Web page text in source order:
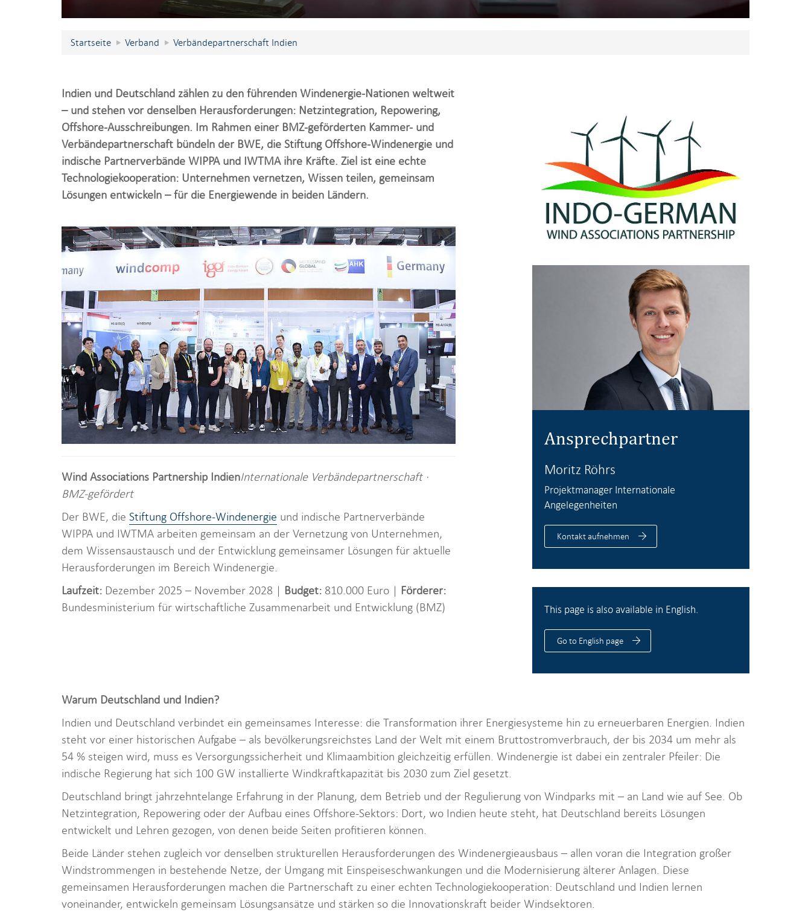
Startseite Verband Verbändepartnerschaft Indien
Indien und Deutschland zählen zu den führenden Windenergie-Nationen weltweit
– und stehen vor denselben Herausforderungen: Netzintegration, Repowering,
Offshore-Ausschreibungen. Im Rahmen einer BMZ-geförderten Kammer- und
Verbändepartnerschaft bündeln der BWE, die Stiftung Offshore-Windenergie und
indische Partnerverbände WIPPA und IWTMA ihre Kräfte. Ziel ist eine echte
Technologiekooperation: Unternehmen vernetzen, Wissen teilen, gemeinsam
Lösungen entwickeln – für die Energiewende in beiden Ländern.
Wind Associations Partnership IndienInternationale Verbändepartnerschaft ·
BMZ-gefördert
Der BWE, die Stiftung Offshore-Windenergie und indische Partnerverbände
WIPPA und IWTMA arbeiten gemeinsam an der Vernetzung von Unternehmen,
dem Wissensaustausch und der Entwicklung gemeinsamer Lösungen für aktuelle
Herausforderungen im Bereich Windenergie.
Laufzeit: Dezember 2025 – November 2028 | Budget: 810.000 Euro | Förderer:
Bundesministerium für wirtschaftliche Zusammenarbeit und Entwicklung (BMZ)
Ansprechpartner
Moritz Röhrs
Projektmanager Internationale
Angelegenheiten
Kontakt aufnehmen
This page is also available in English.
Go to English page
Warum Deutschland und Indien?
Indien und Deutschland verbindet ein gemeinsames Interesse: die Transformation ihrer Energiesysteme hin zu erneuerbaren Energien. Indien
steht vor einer historischen Aufgabe – als bevölkerungsreichstes Land der Welt mit einem Bruttostromverbrauch, der bis 2034 um mehr als
54 % steigen wird, muss es Versorgungssicherheit und Klimaambition gleichzeitig erfüllen. Windenergie ist dabei ein zentraler Pfeiler: Die
indische Regierung hat sich 100 GW installierte Windkraftkapazität bis 2030 zum Ziel gesetzt.
Deutschland bringt jahrzehntelange Erfahrung in der Planung, dem Betrieb und der Regulierung von Windparks mit – an Land wie auf See. Ob
Netzintegration, Repowering oder der Aufbau eines Offshore-Sektors: Dort, wo Indien heute steht, hat Deutschland bereits Lösungen
entwickelt und Lehren gezogen, von denen beide Seiten profitieren können.
Beide Länder stehen zugleich vor denselben strukturellen Herausforderungen des Windenergieausbaus – allen voran die Integration großer
Windstrommengen in bestehende Netze, der Umgang mit Einspeiseschwankungen und die Modernisierung älterer Anlagen. Diese
gemeinsamen Herausforderungen machen die Partnerschaft zu einer echten Technologiekooperation: Deutschland und Indien lernen
voneinander, entwickeln gemeinsam Lösungsansätze und stärken so die Innovationskraft beider Windsektoren.